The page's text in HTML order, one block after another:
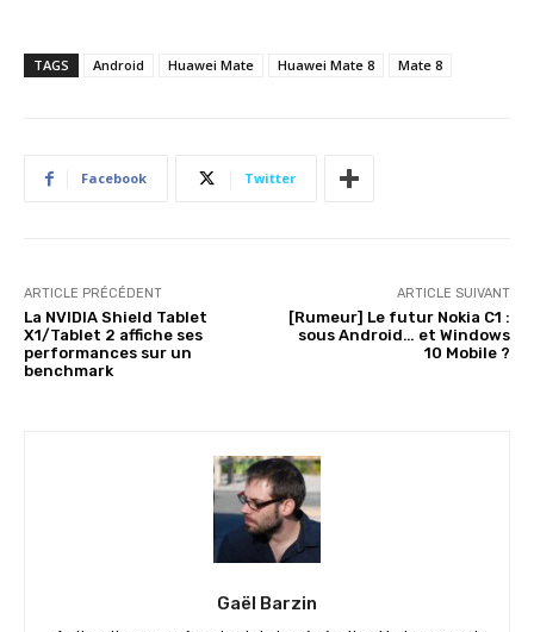
TAGS Android Huawei Mate Huawei Mate 8 Mate 8
Facebook Twitter
ARTICLE PRÉCÉDENT
La NVIDIA Shield Tablet
X1/Tablet 2 affiche ses
performances sur un
benchmark
ARTICLE SUIVANT
[Rumeur] Le futur Nokia C1 :
sous Android… et Windows
10 Mobile ?
Gaël Barzin